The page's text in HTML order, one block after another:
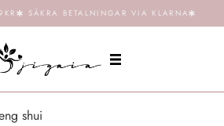
SÄKRA BETALNINGAR VIA KLARNA
shui